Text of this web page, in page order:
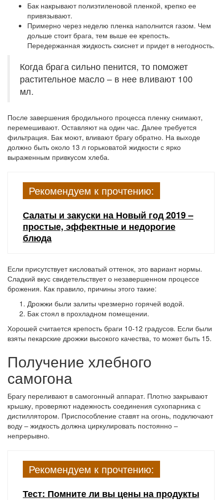
Бак накрывают полиэтиленовой пленкой, крепко ее
привязывают.
Примерно через неделю пленка наполнится газом. Чем
дольше стоит брага, тем выше ее крепость.
Передержанная жидкость скиснет и придет в негодность.
Когда брага сильно пенится, то поможет
растительное масло – в нее вливают 100
мл.
После завершения бродильного процесса пленку снимают,
перемешивают. Оставляют на один час. Далее требуется
фильтрация. Бак моют, вливают брагу обратно. На выходе
должно быть около 13 л горьковатой жидкости с ярко
выраженным привкусом хлеба.
Рекомендуем к прочтению:
Салаты и закуски на Новый год 2019 –
простые, эффектные и недорогие
блюда
Если присутствует кисловатый оттенок, это вариант нормы.
Сладкий вкус свидетельствует о незавершенном процессе
брожения. Как правило, причины этого такие:
Дрожжи были залиты чрезмерно горячей водой.
Бак стоял в прохладном помещении.
Хорошей считается крепость браги 10-12 градусов. Если были
взяты пекарские дрожжи высокого качества, то может быть 15.
Получение хлебного
самогона
Брагу переливают в самогонный аппарат. Плотно закрывают
крышку, проверяют надежность соединения сухопарника с
дистиллятором. Приспособление ставят на огонь, подключают
воду – жидкость должна циркулировать постоянно –
непрерывно.
Рекомендуем к прочтению:
Тест: Помните ли вы цены на продукты